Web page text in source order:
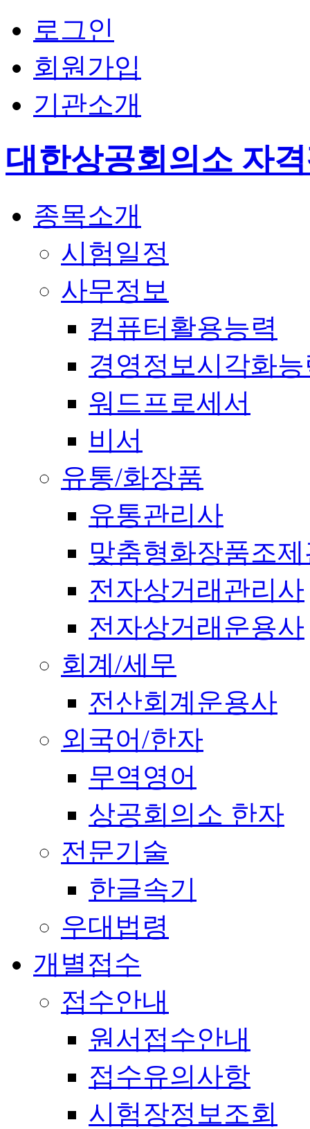
로그인
회원가입
기관소개
대한상공회의소 자
종목소개
시험일정
사무정보
컴퓨터활용능력
경영정보시각화
워드프로세서
비서
유통/화장품
유통관리사
맞춤형화장품조
전자상거래관리사
전자상거래운용사
회계/세무
전산회계운용사
외국어/한자
무역영어
상공회의소 한자
전문기술
한글속기
우대법령
개별접수
접수안내
원서접수안내
접수유의사항
시험장정보조회